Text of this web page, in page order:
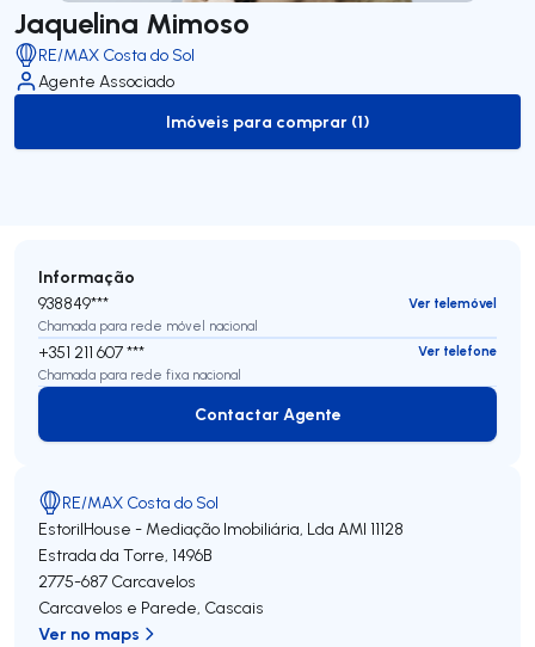
Jaquelina Mimoso
RE/MAX Costa do Sol
Agente Associado
to-buy-listing
Imóveis para comprar (1)
Informação
938849***
Ver telemóvel
Chamada para rede móvel nacional
+351 211 607 ***
Ver telefone
Chamada para rede fixa nacional
Contactar Agente
Contactar Agente
RE/MAX Costa do Sol
EstorilHouse - Mediação Imobiliária, Lda AMI 11128
Estrada da Torre, 1496B
2775-687 Carcavelos
Carcavelos e Parede, Cascais
Ver no maps